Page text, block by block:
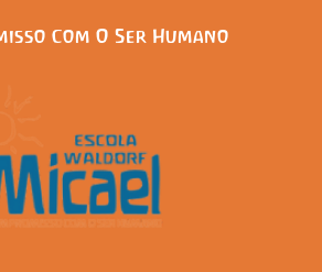
Com O Ser Humano